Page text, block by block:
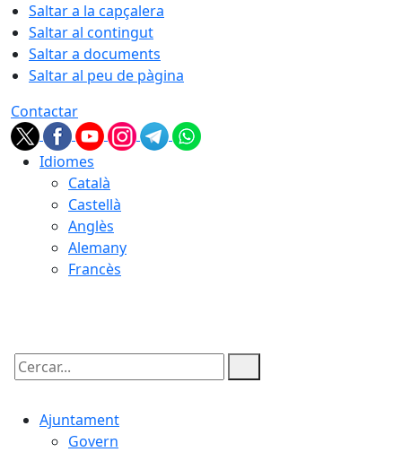
Saltar a la capçalera
Saltar al contingut
Saltar a documents
Saltar al peu de pàgina
Contactar
Idiomes
Català
Castellà
Anglès
Alemany
Francès
Cercar:
Ajuntament
Govern